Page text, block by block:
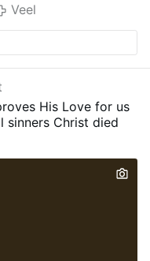
kuid me pidime
sest salapolitsei
preestreid
Alexander
võimud sundisid
lihtsalt
sellega
Veel
His Love for us
sinners Christ died